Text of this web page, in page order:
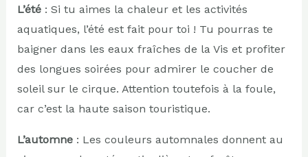
L’été: Si tu aimes la chaleur et les activités
aquatiques, l’été est fait pour toi ! Tu pourras te
baigner dans les eaux fraîches de la Vis et profiter
des longues soirées pour admirer le coucher de
soleil sur le cirque. Attention toutefois à la foule,
car c’est la haute saison touristique.
L’automne: Les couleurs automnales donnent au